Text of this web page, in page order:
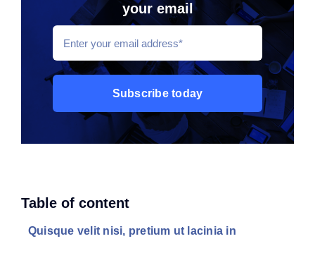
your email
Subscribe today
Table of content
Quisque velit nisi, pretium ut lacinia in